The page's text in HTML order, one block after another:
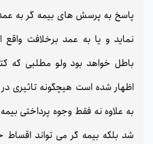
پاسخ به پرسش های بیمه گر به
نماید و یا به عمد برخلافت واقع
باطل خواهد بود ولو مطلبی که
اظهار شده است هیچگونه تاثیری
به علاوه نه فقط وجوه پرداختی
شد بلکه بیمه گر می تواند اقساط